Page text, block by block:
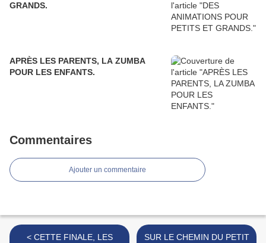
GRANDS.
APRÈS LES PARENTS, LA ZUMBA
POUR LES ENFANTS.
Commentaires
Ajouter un commentaire
< CETTE FINALE, LES
SUR LE CHEMIN DU PETIT